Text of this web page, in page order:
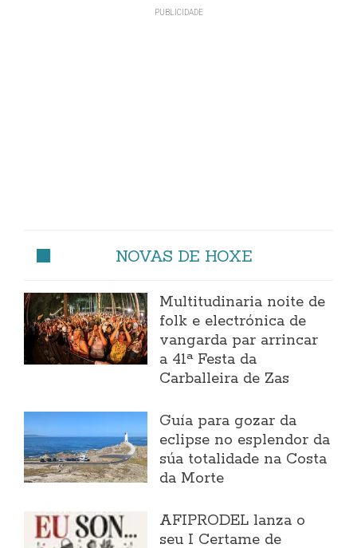
NOVAS DE HOXE
Multitudinaria noite de
folk e electrónica de
vangarda par arrincar
a 41ª Festa da
Carballeira de Zas
Guía para gozar da
eclipse no esplendor da
súa totalidade na Costa
da Morte
AFIPRODEL lanza o
seu I Certame de